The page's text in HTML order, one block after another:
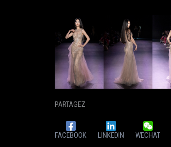
PARTAGEZ
FACEBOOK LINKEDIN WECHAT